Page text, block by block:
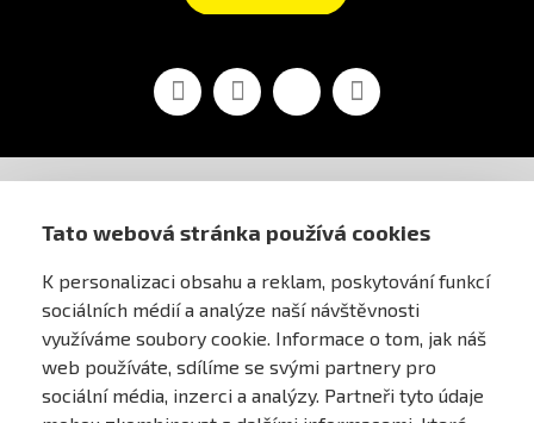
Tato webová stránka používá cookies
K personalizaci obsahu a reklam, poskytování funkcí
sociálních médií a analýze naší návštěvnosti
využíváme soubory cookie. Informace o tom, jak náš
web používáte, sdílíme se svými partnery pro
sociální média, inzerci a analýzy. Partneři tyto údaje
FacebookYouTubeVimeo Instagram
AIRSOFT OBCHOD PRAHA
PRO ZÁKAZNÍKY
MŮJ ÚČET